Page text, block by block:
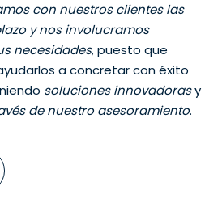
con nuestros clientes las
y nos involucramos
necesidades, puesto que
a concretar con éxito
soluciones innovadorasy
de nuestro asesoramiento.